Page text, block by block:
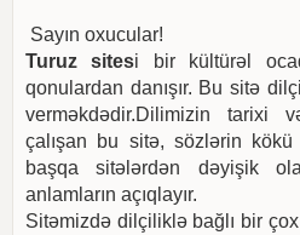
Sayın oxucular!
Turuz sitesi bir kültürəl
qonulardan danışır. Bu sitə
verməkdədir.Dilimizin tarixi
çalışan bu sitə, sözlərin kökü
başqa sitələrdən dəyişik
anlamların açıqlayır.
Sitəmizdə dilçiliklə bağlı bir